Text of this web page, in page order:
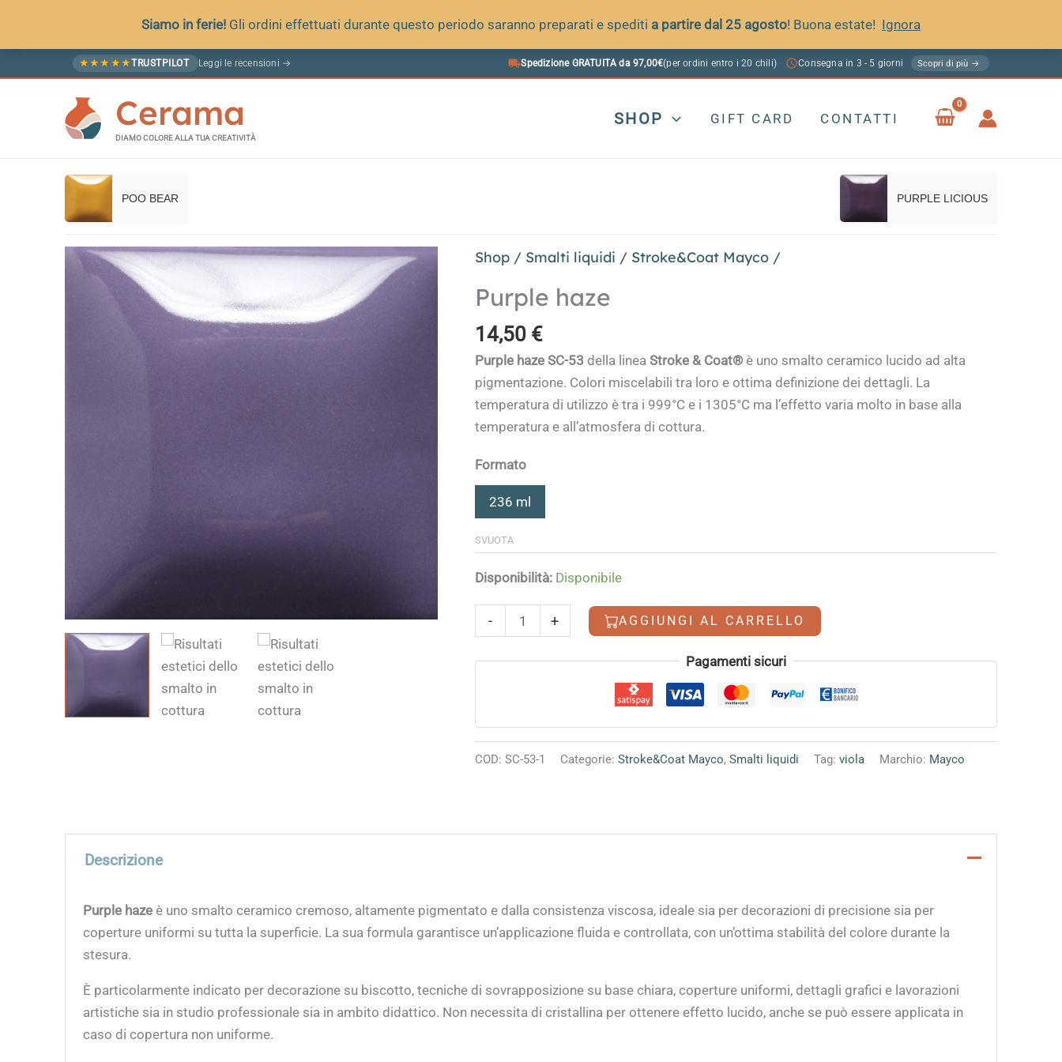
Siamo in ferie! Gli ordini effettuati durante questo periodo saranno preparati e spediti a partire dal 25 agosto! Buona estate! Ignora
al
★ ★ ★ ★ ★TRUSTPILOT Leggi le recensioni → Spedizione GRATUITA da 97,00€(per ordini entro i 20 chili) · Consegna in 3 - 5 giorni Scopri di più →
Cerama
DIAMO COLORE ALLA TUA CREATIVITÀ
SHOP GIFT CARD CONTATTI
POO BEAR PURPLE LICIOUS
Shop / Smalti liquidi / Stroke&Coat Mayco /
Purple haze
14,50 €
Purple haze SC-53 della lineaStroke & Coat®è uno smalto ceramico lucido ad alta
pigmentazione. Colori miscelabili tra loro e ottima definizione dei dettagli. La
temperatura di utilizzo è tra i 999°C e i 1305°C ma l’effetto varia molto in base alla
temperatura e all’atmosfera di cottura.
Formato
236 ml
SVUOTA
Disponibilità: Disponibile
-
haze
quantità
+ AGGIUNGI AL CARRELLO
Alternative: Pagamenti sicuri
COD:SC-53-1 Categorie:Stroke&Coat Mayco,Smalti liquidi Tag:viola Marchio: Mayco
Descrizione
Purple hazeè uno smalto ceramico cremoso, altamente pigmentato e dalla consistenza viscosa, ideale sia per decorazioni di precisione sia per
coperture uniformi su tutta la superficie. La sua formula garantisce un’applicazione fluida e controllata, con un’ottima stabilità del colore durante la
stesura.
È particolarmente indicato per decorazione su biscotto, tecniche di sovrapposizione su base chiara, coperture uniformi, dettagli grafici e lavorazioni
artistiche sia in studio professionale sia in ambito didattico. Non necessita di cristallina per ottenere effetto lucido, anche se può essere applicata in
caso di copertura non uniforme.